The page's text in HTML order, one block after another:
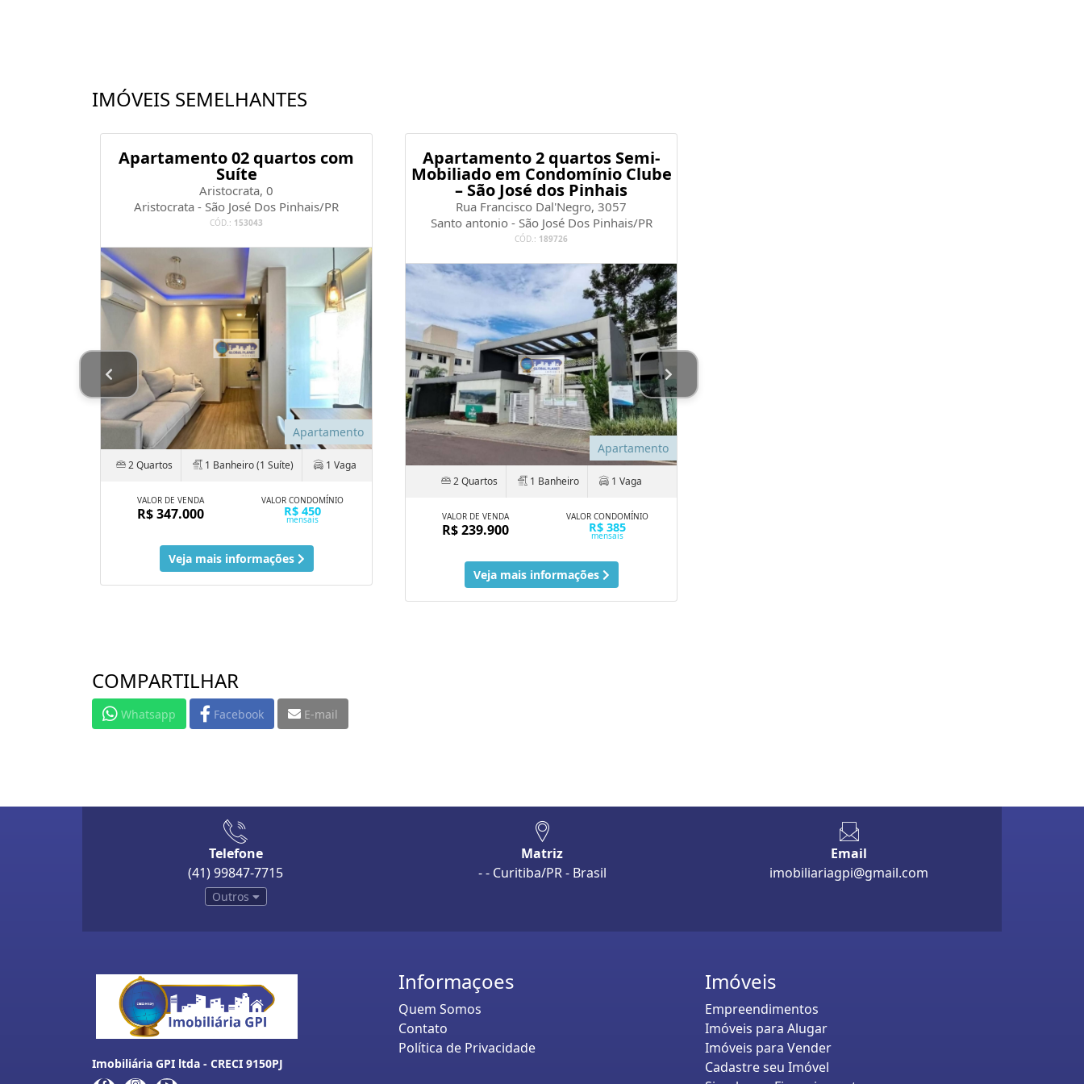
IMÓVEIS SEMELHANTES
Apartamento 02 quartos com
Suíte
Aristocrata, 0
Aristocrata - São José Dos Pinhais/PR
CÓD.: 153043
Apartamento
2 Quartos 1 Banheiro (1 Suíte) 1 Vaga
VALOR DE VENDA
R$ 347.000
VALOR CONDOMÍNIO
R$ 450
mensais
Veja mais informações
Apartamento 2 quartos Semi-
Mobiliado em Condomínio Clube
– São José dos Pinhais
Rua Francisco Dal'Negro, 3057
Santo antonio - São José Dos Pinhais/PR
CÓD.: 189726
Apartamento
2 Quartos 1 Banheiro 1 Vaga
VALOR DE VENDA
R$ 239.900
VALOR CONDOMÍNIO
R$ 385
mensais
Veja mais informações
COMPARTILHAR
Whatsapp Facebook E-mail
Telefone
(41) 99847-7715
Outros
Matriz
- - Curitiba/PR - Brasil
Email
imobiliariagpi@gmail.com
Imobiliária GPI ltda - CRECI 9150PJ
Informaçoes
Quem Somos
Contato
Política de Privacidade
Imóveis
Empreendimentos
Imóveis para Alugar
Imóveis para Vender
Cadastre seu Imóvel